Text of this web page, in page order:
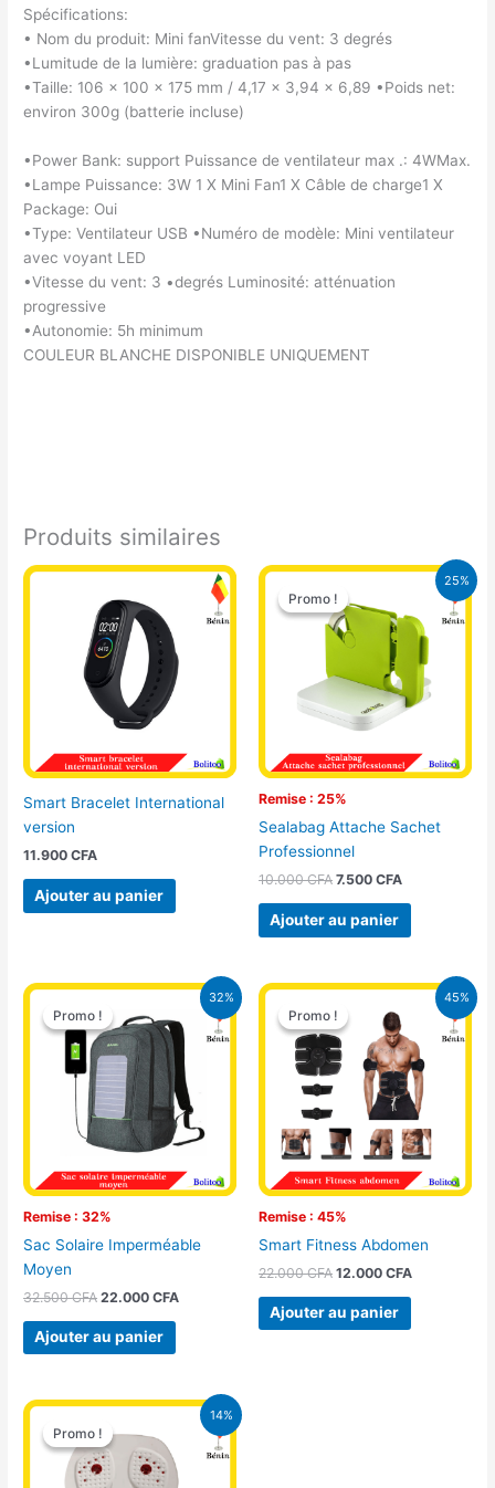
Spécifications:
• Nom du produit: Mini fanVitesse du vent: 3 degrés
•Lumitude de la lumière: graduation pas à pas
•Taille: 106 x 100 x 175 mm / 4,17 x 3,94 x 6,89 •Poids net:
environ 300g (batterie incluse)
•Power Bank: support Puissance de ventilateur max .: 4WMax.
•Lampe Puissance: 3W 1 X Mini Fan1 X Câble de charge1 X
Package: Oui
•Type: Ventilateur USB •Numéro de modèle: Mini ventilateur
avec voyant LED
•Vitesse du vent: 3 •degrés Luminosité: atténuation
progressive
•Autonomie: 5h minimum
COULEUR BLANCHE DISPONIBLE UNIQUEMENT
Produits similaires
Smart Bracelet International
version
11.900CFA
Ajouter au panier
25%
Promo !
Remise : 25%
Promo !
Sealabag Attache Sachet
Professionnel
10.000CFA
Le
prix
initial
était :
10.000 CFA.
7.500 CFA
Le
est :
7.500 CFA.
Ajouter au panier
32%
Promo !
Remise : 32%
Promo !
Sac Solaire Imperméable
Moyen
32.500CFA
Le
prix
initial
était :
32.500 CFA.
22.000CFA
Le
prix
actuel
est :
Ajouter au panier
45%
Promo !
Remise : 45%
Promo !
Smart Fitness Abdomen
22.000CFA
Le
prix
initial
était :
22.000 CFA.
12.000 CFA
Le
prix
actuel
est :
12.000 CFA.
Ajouter au panier
14%
Promo !
Promo !
Le
prix
initial
était :
21.000 CFA.
Le
est :
18.000 CFA.